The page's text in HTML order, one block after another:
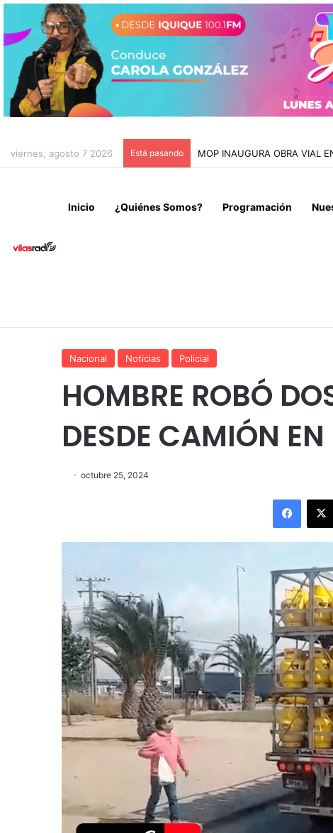
viernes, agosto 7 2026 Está pasando MOP INAUGURA OBRA VIAL
Inicio ¿Quiénes Somos? Programación
Nacional Noticias Policial
HOMBRE ROBÓ
DESDE CAMIÓN
octubre 25, 2024